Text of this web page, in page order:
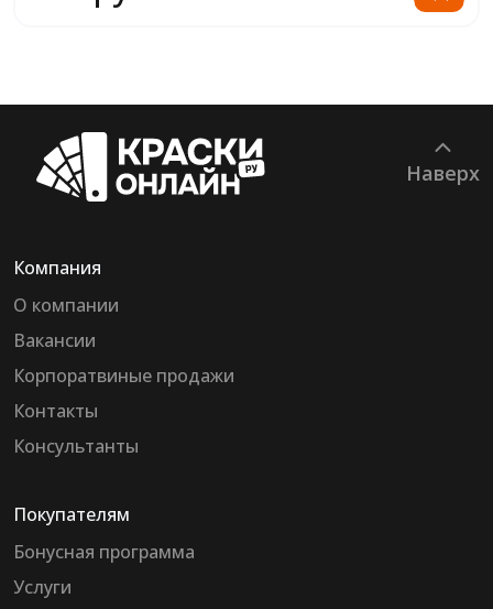
Наверх
Компания
О компании
Вакансии
Корпоратвиные продажи
Контакты
Консультанты
Покупателям
Бонусная программа
Услуги